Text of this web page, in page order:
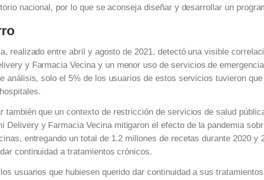
nacional, por lo que se aconseja diseñar y desarrollar un
realizado entre abril y agosto de 2021, detectó una visible
y Farmacia Vecina y un menor uso de servicios de
análisis, solo el 5% de los usuarios de estos servicios tuvieron
también que un contexto de restricción de servicios de salud
Delivery y Farmacia Vecina mitigaron el efecto de la pandemia
entregando un total de 1.2 millones de recetas durante 2020 y
continuidad a tratamientos crónicos.
usuarios que hubiesen querido dar continuidad a sus tratamientos